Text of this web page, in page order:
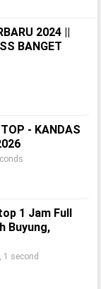
2024 ||
BANGET
- KANDAS
1 Jam Full
Buyung,
1 second